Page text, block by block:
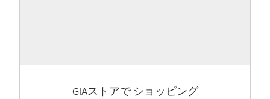
GIAストアで ショッピング